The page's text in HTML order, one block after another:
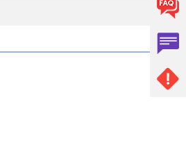
« first